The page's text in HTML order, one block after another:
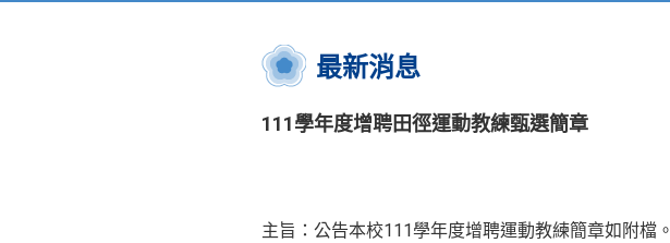
最新消息
111學年度增聘田徑運動教練甄選簡章
主旨：公告本校111學年度增聘運動教練簡章如附檔。